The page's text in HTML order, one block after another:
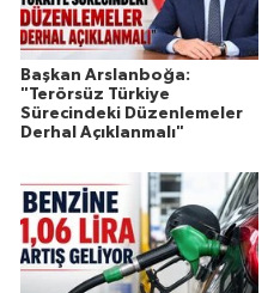
Başkan Arslanboğa:
"Terörsüz Türkiye
Sürecindeki Düzenlemeler
Derhal Açıklanmalı"